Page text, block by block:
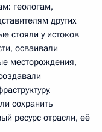
геологам,
других
стояли у истоков
осваивали
месторождения,
сохранить
ресурс отрасли, её